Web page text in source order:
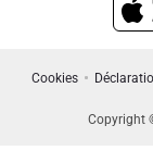
Cookies
Copyright